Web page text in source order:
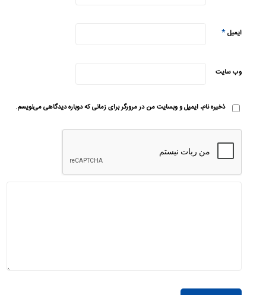
ایمیل*
وب‌ سایت
ذخیره نام، ایمیل و وبسایت من در مرورگر برای زمانی که دوباره دیدگاهی می‌نویسم.